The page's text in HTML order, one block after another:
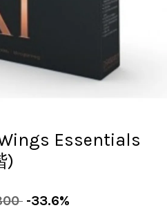
Essentials
)
-33.6%